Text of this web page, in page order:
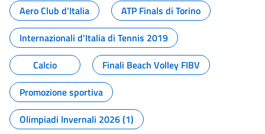
Aero Club d'Italia
ATP Finals di Torino
Internazionali d'Italia di Tennis 2019
Calcio
Finali Beach Volley FIBV
Promozione sportiva
Olimpiadi Invernali 2026 (1)